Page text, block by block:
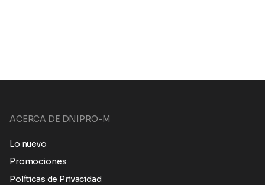
ACERCA DE DNIPRO-M
Lo nuevo
Promociones
Políticas de Privacidad